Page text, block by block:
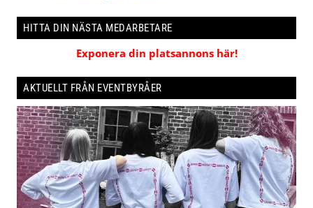
HITTA DIN NÄSTA MEDARBETARE
Exponera din platsannons här!
AKTUELLT FRÅN EVENTBYRÅER